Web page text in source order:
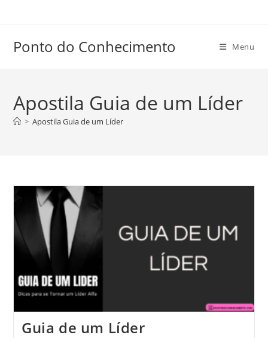
conteúdo
Ponto do Conhecimento Menu
Apostila Guia de um Líder
> Apostila Guia de um Líder
Guia de um Líder